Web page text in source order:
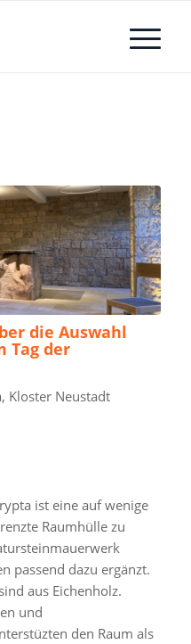
die Auswahl
Tag der
Kloster Neustadt
ist eine auf wenige
Raumhülle zu
passend dazu ergänzt.
aus Eichenholz.
und
den Raum als